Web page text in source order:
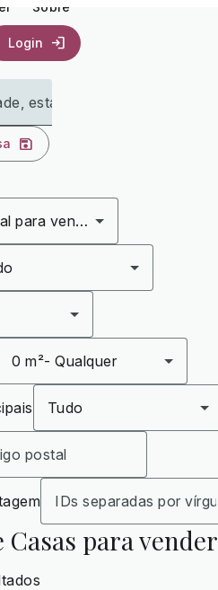
Sobre
Login
estado ou país
Comercial para vender
0 m²- Qualquer
Tudo
para vender